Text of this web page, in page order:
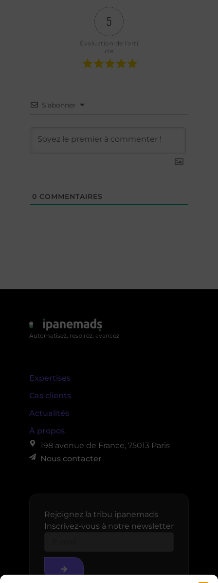
5
Évaluation de l'arti
cle
S’abonner
0 COMMENTAIRES
Automatisez, respirez, avancez
Expertises
Cas clients
Actualités
À propos
198 avenue de France, 75013 Paris
Nous contacter
Rejoignez la tribu ipanemads
Inscrivez-vous à notre newsletter